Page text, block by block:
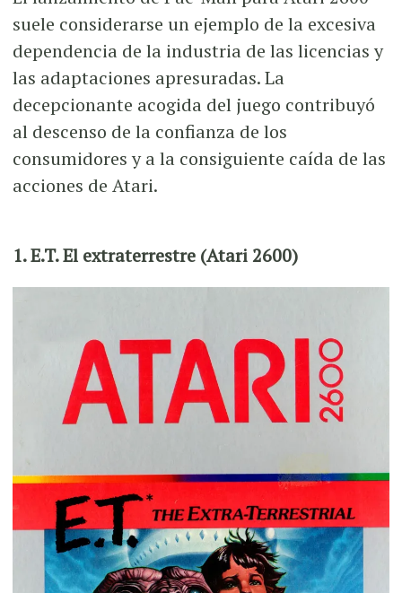
suele considerarse un ejemplo de la excesiva
dependencia de la industria de las licencias y
las adaptaciones apresuradas. La
decepcionante acogida del juego contribuyó
al descenso de la confianza de los
consumidores y a la consiguiente caída de las
acciones de Atari.
1. E.T. El extraterrestre (Atari 2600)